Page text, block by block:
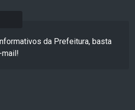
da Prefeitura, basta
mail!